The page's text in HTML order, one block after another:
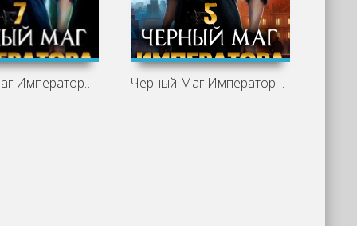
Черный Маг Императора 7 - Александр Черный Маг Императора 5 - Александр